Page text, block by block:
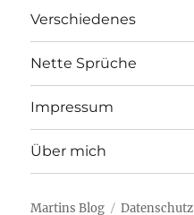
Verschiedenes
Nette Sprüche
Impressum
Über mich
Martins Blog Datenschutz